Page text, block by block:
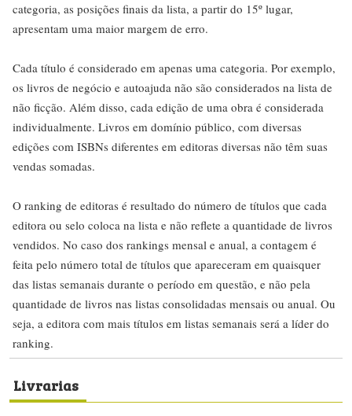
categoria, as posições finais da lista, a partir do 15º lugar,
apresentam uma maior margem de erro.
Cada título é considerado em apenas uma categoria. Por exemplo,
os livros de negócio e autoajuda não são considerados na lista de
não ficção. Além disso, cada edição de uma obra é considerada
individualmente. Livros em domínio público, com diversas
edições com ISBNs diferentes em editoras diversas não têm suas
vendas somadas.
O ranking de editoras é resultado do número de títulos que cada
editora ou selo coloca na lista e não reflete a quantidade de livros
vendidos. No caso dos rankings mensal e anual, a contagem é
feita pelo número total de títulos que apareceram em quaisquer
das listas semanais durante o período em questão, e não pela
quantidade de livros nas listas consolidadas mensais ou anual. Ou
seja, a editora com mais títulos em listas semanais será a líder do
ranking.
Livrarias